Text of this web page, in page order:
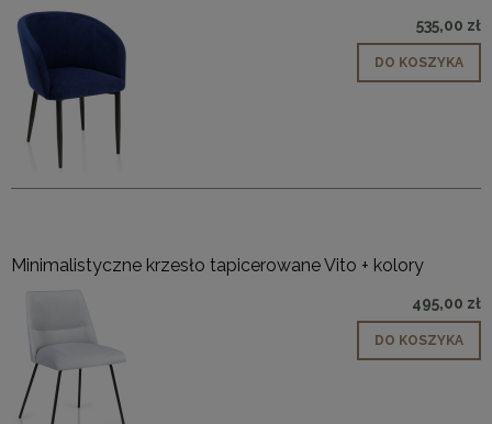
535,00 zł
DO KOSZYKA
Minimalistyczne krzesło tapicerowane Vito + kolory
495,00 zł
DO KOSZYKA